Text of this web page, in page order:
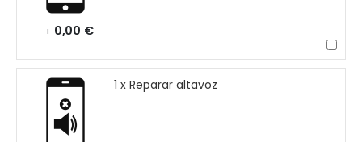
+ 0,00 €
1 x Reparar altavoz